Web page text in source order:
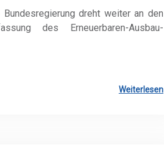
Bundesregierung dreht weiter an den
des Erneuerbaren-Ausbau-
Weiterlesen